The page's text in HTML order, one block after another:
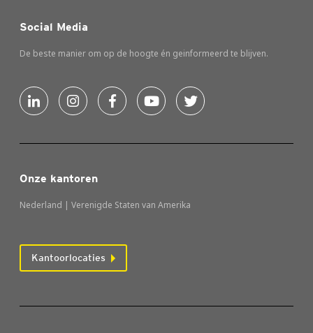
Onze kantoren
Nederland | Verenigde Staten van Amerika
Kantoorlocaties
Social Media
De beste manier om op de hoogte én geinformeerd te blijven.